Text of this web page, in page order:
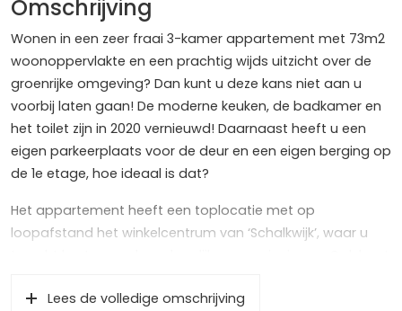
Omschrijving
Wonen in een zeer fraai 3-kamer appartement met 73m2
woonoppervlakte en een prachtig wijds uitzicht over de
groenrijke omgeving? Dan kunt u deze kans niet aan u
voorbij laten gaan! De moderne keuken, de badkamer en
het toilet zijn in 2020 vernieuwd! Daarnaast heeft u een
eigen parkeerplaats voor de deur en een eigen berging op
de 1e etage, hoe ideaal is dat?
Het appartement heeft een toplocatie met op
loopafstand het winkelcentrum van ‘Schalkwijk’, waar u
bruisende centrum van Haarlem waar u een zeer ruime
Lees de volledige omschrijving